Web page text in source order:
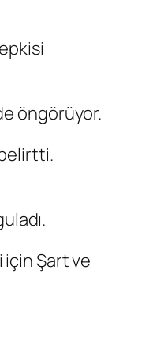
öngörüyor.
Şart ve